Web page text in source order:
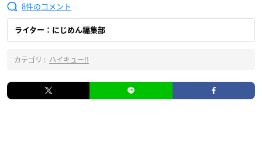
8
ライター：にじめん編集部
カテゴリ : ハイキュー!!